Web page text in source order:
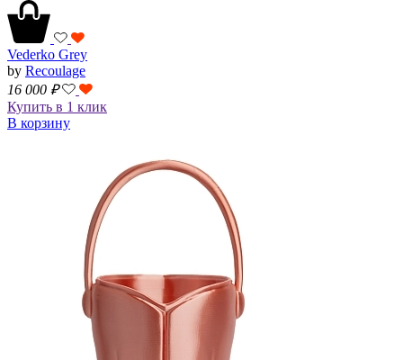
Vederko Grey
by Recoulage
16 000 ₽
Купить в 1 клик
В корзину